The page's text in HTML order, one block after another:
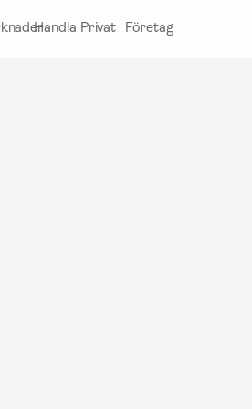
Handla Privat Företag